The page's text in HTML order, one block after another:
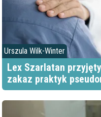
Urszula Wilk-Winter
Lex Szarlatan
zakaz praktyk